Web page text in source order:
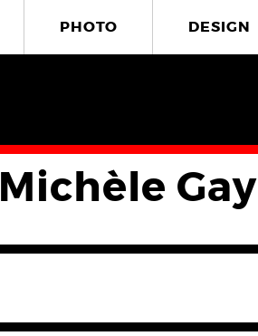
PHOTO DESIGN
Michèle Gay